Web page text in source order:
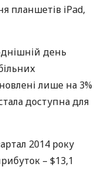
планшетів iPad,
день
лише на 3%
доступна для
2014 року
– $13,1